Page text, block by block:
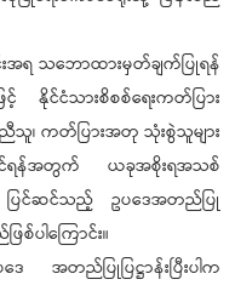
အရ သဘောထားမှတ်ချက်ပြုရန်
ြင့် နိုင်ငံသားစိစစ်ရေးကတ်ပြား
၊ ကတ်ပြားအတု သုံးစွဲသူများ
ရန်အတွက် ယခုအစိုးရအသစ်
ြင်ဆင်သည့် ဥပဒေအတည်ပြု
ပါကြောင်း။
အတည်ပြုပြဋ္ဌာန်းပြီးပါက